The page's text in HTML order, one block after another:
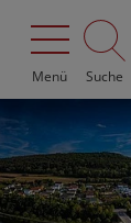
Menü Suche